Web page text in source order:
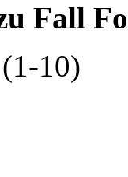
Fall
10)